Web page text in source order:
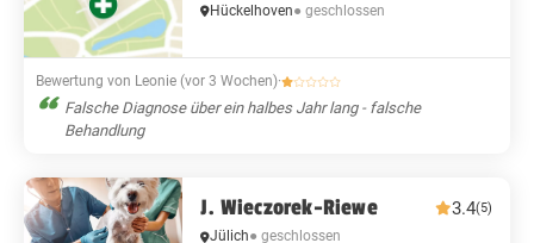
Hückelhoven● geschlossen
Bewertung von Leonie (vor 3 Wochen)·
Falsche Diagnose über ein halbes Jahr lang - falsche
Behandlung
J. Wieczorek-Riewe 3.4(5)
Jülich● geschlossen